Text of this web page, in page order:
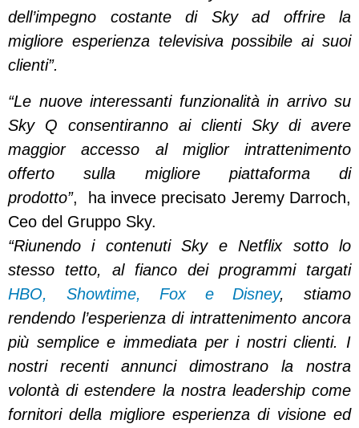
dell’impegno costante di Sky ad offrire la
migliore esperienza televisiva possibile ai suoi
clienti”.
“Le nuove interessanti funzionalità in arrivo su
Sky Q
consentiranno ai clienti Sky di avere
maggior accesso al miglior intrattenimento
offerto sulla migliore piattaforma di
prodotto”, ha invece precisato Jeremy Darroch,
Ceo del Gruppo Sky.
“Riunendo i contenuti Sky e Netflix sotto lo
stesso tetto, al fianco dei programmi targati
HBO, Showtime, Fox e Disney, stiamo
rendendo l’esperienza di intrattenimento ancora
più semplice e immediata per i nostri clienti. I
nostri recenti annunci dimostrano la nostra
volontà di estendere la nostra leadership come
fornitori della migliore esperienza di visione ed